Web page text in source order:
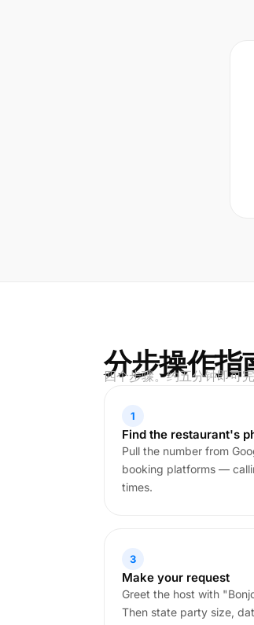
分步操作指
四个步骤。约五分钟即可完
1
Find the restaurant's
Pull the number from
booking platforms —
times.
3
Make your request
Greet the host with
Then state party size,